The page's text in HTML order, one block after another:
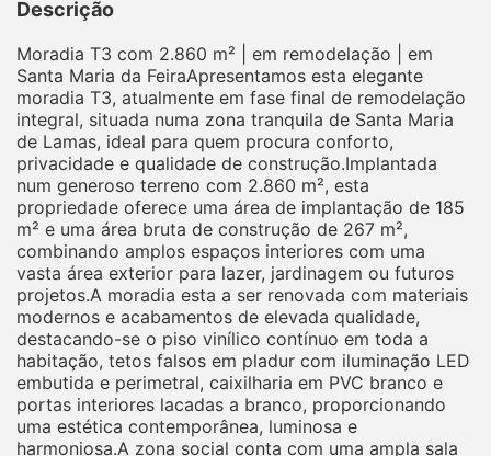
Descrição
Moradia T3 com 2.860 m² | em remodelação | em
Santa Maria da FeiraApresentamos esta elegante
moradia T3, atualmente em fase final de remodelação
integral, situada numa zona tranquila de Santa Maria
de Lamas, ideal para quem procura conforto,
privacidade e qualidade de construção.Implantada
num generoso terreno com 2.860 m², esta
propriedade oferece uma área de implantação de 185
m² e uma área bruta de construção de 267 m²,
combinando amplos espaços interiores com uma
vasta área exterior para lazer, jardinagem ou futuros
projetos.A moradia esta a ser renovada com materiais
modernos e acabamentos de elevada qualidade,
destacando-se o piso vinílico contínuo em toda a
habitação, tetos falsos em pladur com iluminação LED
embutida e perimetral, caixilharia em PVC branco e
portas interiores lacadas a branco, proporcionando
uma estética contemporânea, luminosa e
harmoniosa.A zona social conta com uma ampla sala